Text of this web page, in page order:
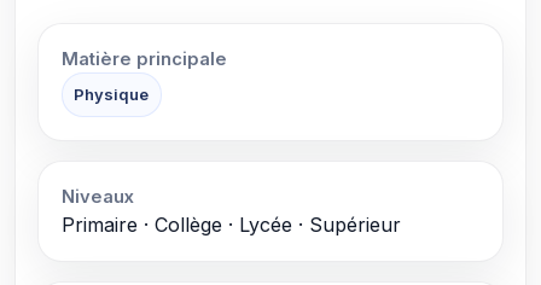
Matière principale
Physique
Niveaux
Primaire · Collège · Lycée · Supérieur